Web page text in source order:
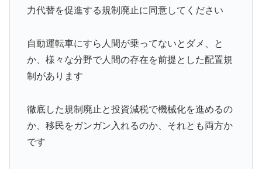
力代替を促進する規制廃止に同意してください
自動運転車にすら人間が乗ってないとダメ、と
か、様々な分野で人間の存在を前提とした配置規
制があります
徹底した規制廃止と投資減税で機械化を進めるの
か、移民をガンガン入れるのか、それとも両方か
です